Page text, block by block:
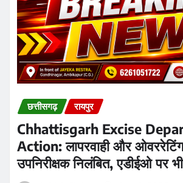
छत्तीसगढ़ ब्रेकिंग न्यूज़ राज्य
बिलासपुर में बुजुर्ग महिला को बातों
Praveen Kumar Dubey